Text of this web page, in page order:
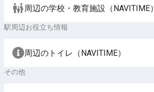
周辺の学校・教育施設（NAVITIME）
駅周辺お役立ち情報
周辺のトイレ（NAVITIME）
その他